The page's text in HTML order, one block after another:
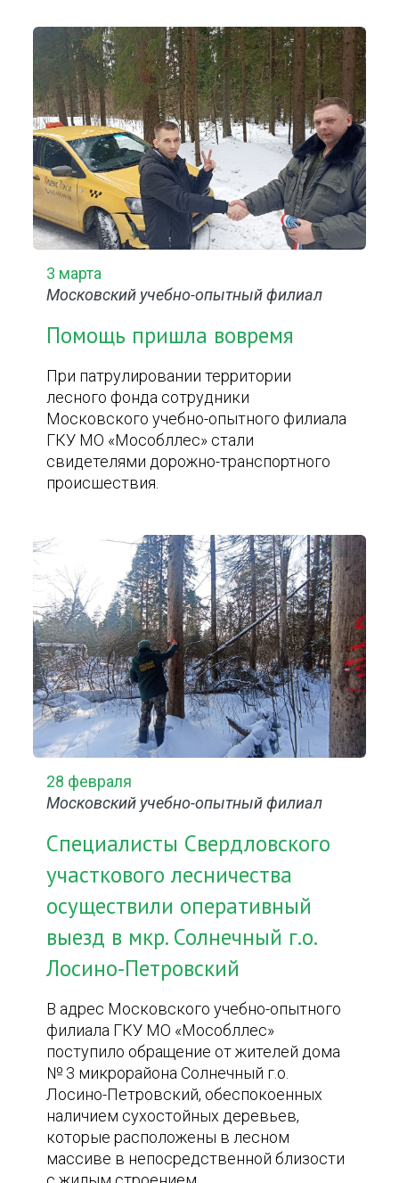
3 марта
Московский учебно-опытный филиал
Помощь пришла вовремя
При патрулировании территории
лесного фонда сотрудники
Московского учебно-опытного филиала
ГКУ МО «Мособллес» стали
свидетелями дорожно-транспортного
происшествия.
28 февраля
Московский учебно-опытный филиал
Специалисты Свердловского
участкового лесничества
осуществили оперативный
выезд в мкр. Солнечный г.о.
Лосино-Петровский
В адрес Московского учебно-опытного
филиала ГКУ МО «Мособллес»
поступило обращение от жителей дома
№ 3 микрорайона Солнечный г.о.
Лосино-Петровский, обеспокоенных
наличием сухостойных деревьев,
которые расположены в лесном
массиве в непосредственной близости